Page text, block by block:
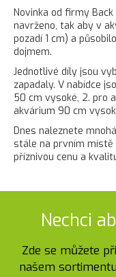
Novinka od firmy
navrženo, tak aby v
pozadí 1 cm) a
dojmem.
Jednotlivé díly jsou
zapadaly. V nabídce
50 cm vysoké, 2. pro
akvárium 90 cm
Dnes naleznete
stále na prvním místě
příznivou cenu a
Nechci
Zde se můžete
našem